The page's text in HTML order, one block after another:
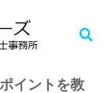
イントを教